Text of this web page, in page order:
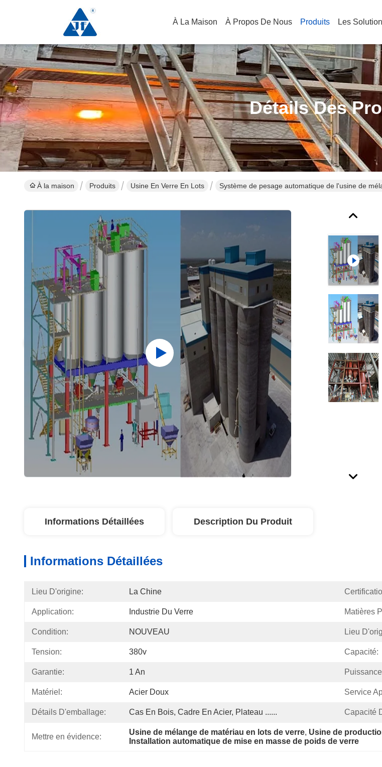
À La Maison À Propos De Nous Produits Les
Détails Des
À la maison Produits Usine En Verre En Lots Système de pesage automatique de l'usine de
Informations Détaillées Description Du Produit
Informations Détaillées
Lieu D'origine: La Chine
Application: Industrie Du Verre Matières
Condition: NOUVEAU Lieu
Tension: 380v Capacité:
Garantie: 1 An
Matériel: Acier Doux Service
Détails D'emballage: Cas En Bois, Cadre En Acier, Plateau ...... Capacité
Mettre en évidence:
Usine de mélange de matériau en lots de verre, Usine de
Installation automatique de mise en masse de poids de verre